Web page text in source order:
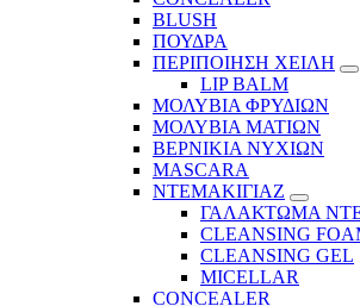
BLUSH
ΠΟΥΔΡΑ
ΠΕΡΙΠΟΙΗΣΗ ΧΕΙΛΗ
LIP BALM
ΜΟΛΥΒΙΑ ΦΡΥΔΙΩΝ
ΜΟΛΥΒΙΑ ΜΑΤΙΩΝ
ΒΕΡΝΙΚΙΑ ΝΥΧΙΩΝ
MASCARA
ΝΤΕΜΑΚΙΓΙΑΖ
ΓΑΛΑΚΤΩΜΑ
CLEANSING
CLEANSING GEL
MICELLAR
CONCEALER